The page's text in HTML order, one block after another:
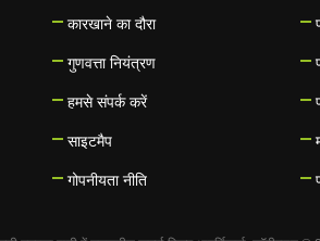
कारखाने का दौरा
गुणवत्ता नियंत्रण
हमसे संपर्क करें
साइटमैप
गोपनीयता नीति